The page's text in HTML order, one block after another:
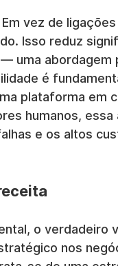
vez de
Isso reduz
uma
é
plataforma em
humanos,
e os altos
o verdadeiro
nos